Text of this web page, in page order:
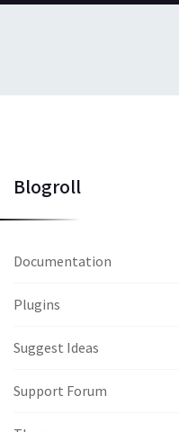
Blogroll
Documentation
Plugins
Suggest Ideas
Support Forum